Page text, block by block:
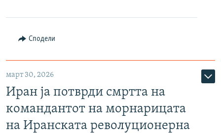
Сподели
март 30, 2026
Иран ја потврди смртта на
командантот на морнарицата
на Иранската револуционерна